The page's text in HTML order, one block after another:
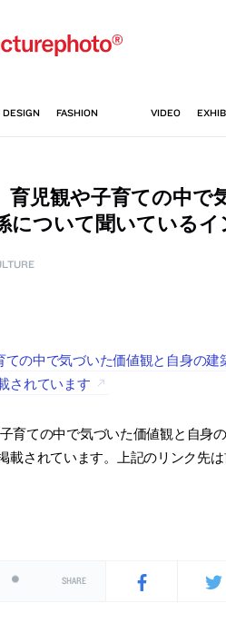
児観や子育ての中で
について聞いている
ての中で気づいた価値観と自身の
されています
育ての中で気づいた価値観と自身
されています。上記のリンク先は
SHARE